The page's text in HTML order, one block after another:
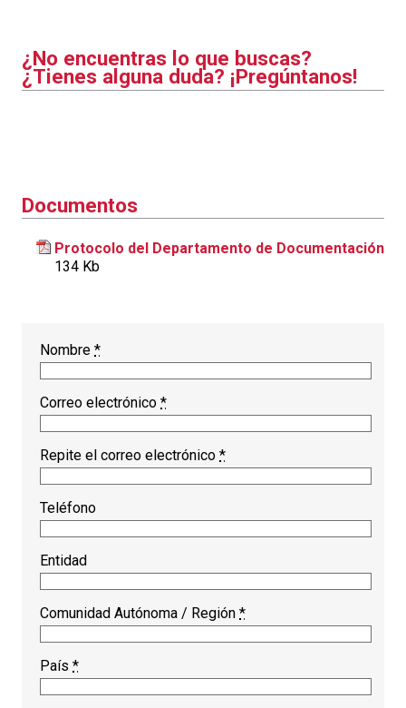
¿No encuentras lo que buscas?
¿Tienes alguna duda? ¡Pregúntanos!
Documentos
Protocolo del Departamento de Documentación
134 Kb
Nombre *
Correo electrónico *
Repite el correo electrónico *
Teléfono
Entidad
Comunidad Autónoma / Región *
País *